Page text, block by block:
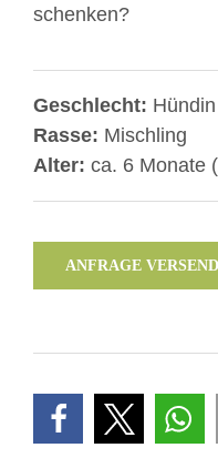
schenken?
Geschlecht: Hündin
Rasse: Mischling
Alter: ca. 6 Monate
ANFRAGE